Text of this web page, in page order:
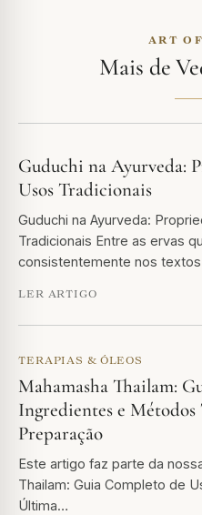
ART
Mais de
Guduchi na Ayurveda:
Usos Tradicionais
Guduchi na Ayurveda:
Tradicionais Entre as ervas
consistentemente nos
LER ARTIGO
TERAPIAS & ÓLEOS
Mahamasha Thailam:
Ingredientes e
Preparação
Este artigo faz parte da
Thailam: Guia Completo de
Última…